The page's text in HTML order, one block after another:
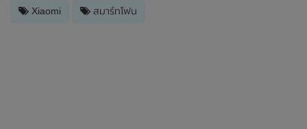
Xiaomi สมาร์ทโฟน